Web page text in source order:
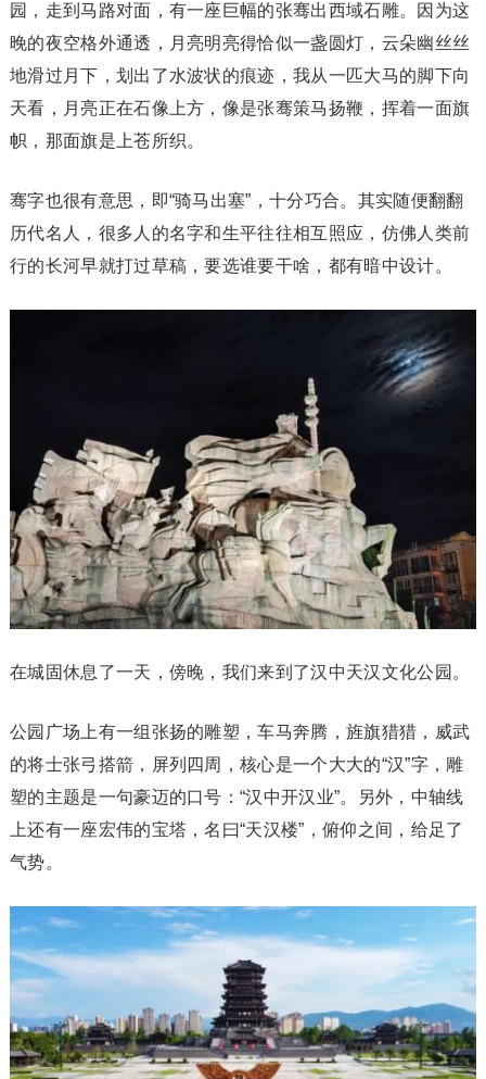
园，走到马路对面，有一座巨幅的张骞出西域石雕。因为这
晚的夜空格外通透，月亮明亮得恰似一盏圆灯，云朵幽丝丝
地滑过月下，划出了水波状的痕迹，我从一匹大马的脚下向
天看，月亮正在石像上方，像是张骞策马扬鞭，挥着一面旗
帜，那面旗是上苍所织。
骞字也很有意思，即“骑马出塞”，十分巧合。其实随便翻翻
历代名人，很多人的名字和生平往往相互照应，仿佛人类前
行的长河早就打过草稿，要选谁要干啥，都有暗中设计。
在城固休息了一天，傍晚，我们来到了汉中天汉文化公园。
公园广场上有一组张扬的雕塑，车马奔腾，旌旗猎猎，威武
的将士张弓搭箭，屏列四周，核心是一个大大的“汉”字，雕
塑的主题是一句豪迈的口号：“汉中开汉业”。另外，中轴线
上还有一座宏伟的宝塔，名曰“天汉楼”，俯仰之间，给足了
气势。